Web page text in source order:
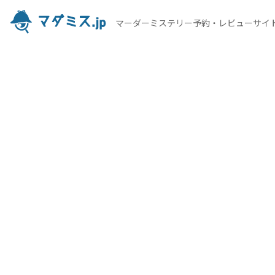
マーダーミステリー予約・レビューサイ